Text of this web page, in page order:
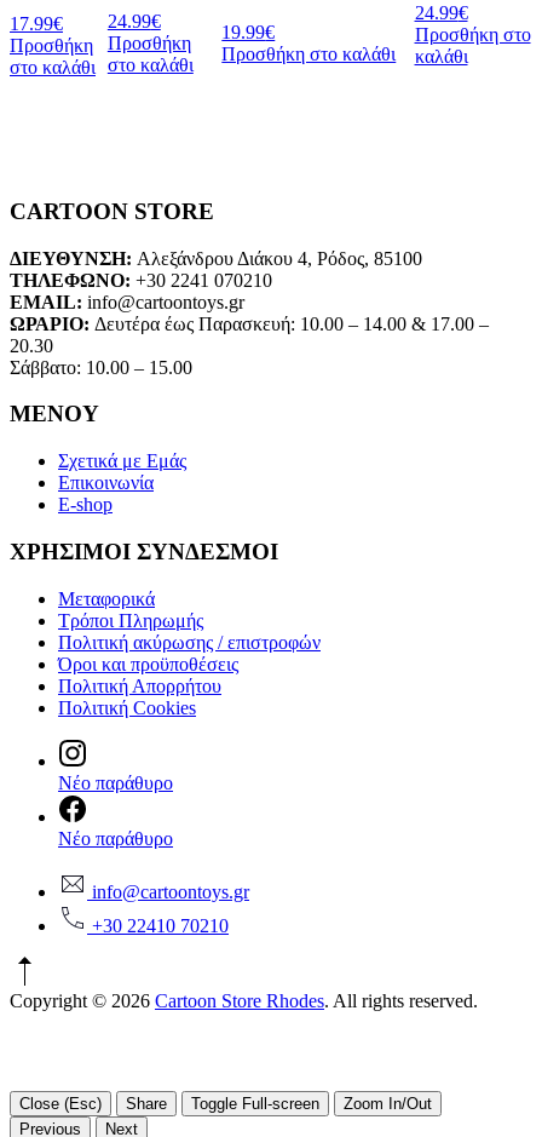
17.99€
Προσθήκη
στο καλάθι
24.99€
Προσθήκη
στο καλάθι
19.99€
Προσθήκη στο καλάθι
24.99€
Προσθήκη στο
καλάθι
CARTOON STORE
ΔΙΕΥΘΥΝΣΗ: Αλεξάνδρου Διάκου 4, Ρόδος, 85100
ΤΗΛΕΦΩΝΟ: +30 2241 070210
EMAIL: info@cartoontoys.gr
ΩΡΑΡΙΟ: Δευτέρα έως Παρασκευή: 10.00 – 14.00 & 17.00 –
20.30
Σάββατο: 10.00 – 15.00
ΜΕΝΟΥ
Σχετικά με Εμάς
Επικοινωνία
E-shop
ΧΡΗΣΙΜΟΙ ΣΥΝΔΕΣΜΟΙ
Μεταφορικά
Τρόποι Πληρωμής
Πολιτική ακύρωσης / επιστροφών
Όροι και προϋποθέσεις
Πολιτική Απορρήτου
Πολιτική Cookies
Νέο παράθυρο
Νέο παράθυρο
info@cartoontoys.gr
+30 22410 70210
Copyright © 2026 Cartoon Store Rhodes. All rights reserved.
Close (Esc) Share Toggle Full-screen
Zoom In/Out
Previous
Next